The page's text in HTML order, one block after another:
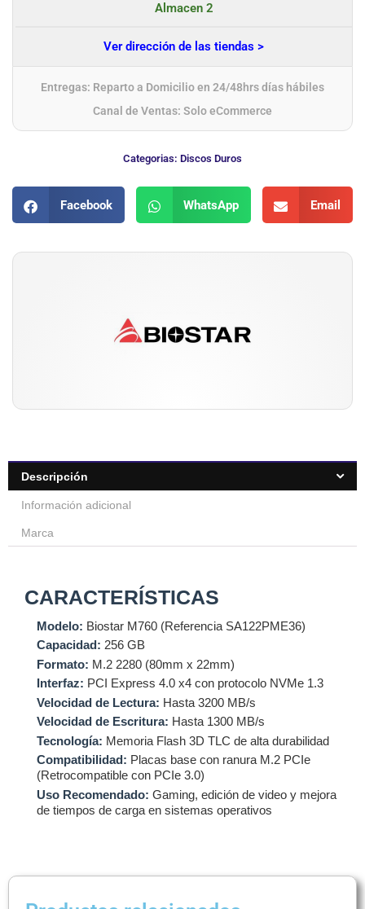
Almacen 2
Ver dirección de las tiendas >
Entregas: Reparto a Domicilio en 24/48hrs días hábiles
Canal de Ventas: Solo eCommerce
Categorias: Discos Duros
Facebook WhatsApp Email
Descripción
Información adicional
Marca
CARACTERÍSTICAS
Modelo: Biostar M760 (Referencia SA122PME36)
Capacidad: 256 GB
Formato: M.2 2280 (80mm x 22mm)
Interfaz: PCI Express 4.0 x4 con protocolo NVMe 1.3
Velocidad de Lectura: Hasta 3200 MB/s
Velocidad de Escritura: Hasta 1300 MB/s
Tecnología: Memoria Flash 3D TLC de alta durabilidad
Compatibilidad: Placas base con ranura M.2 PCIe
(Retrocompatible con PCIe 3.0)
Uso Recomendado: Gaming, edición de video y mejora
de tiempos de carga en sistemas operativos